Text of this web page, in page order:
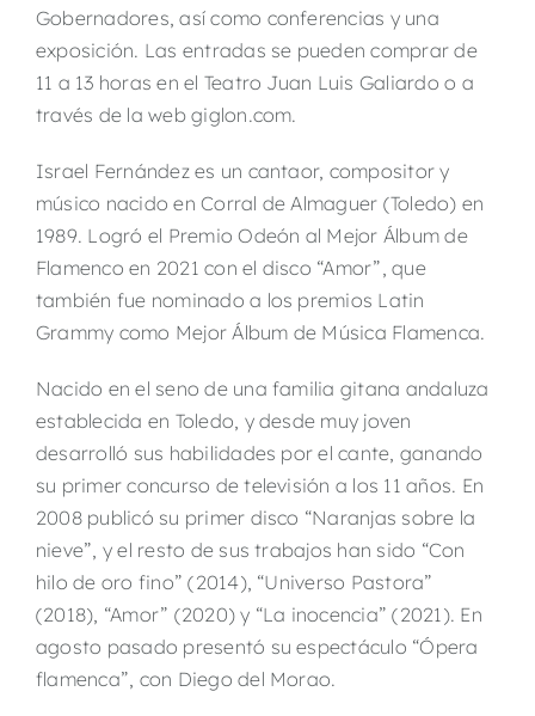
Gobernadores, así como conferencias y una
exposición. Las entradas se pueden comprar de
11 a 13 horas en el Teatro Juan Luis Galiardo o a
través de la web giglon.com.
Israel Fernández es un cantaor, compositor y
músico nacido en Corral de Almaguer (Toledo) en
1989. Logró el Premio Odeón al Mejor Álbum de
Flamenco en 2021 con el disco “Amor”, que
también fue nominado a los premios Latin
Grammy como Mejor Álbum de Música Flamenca.
Nacido en el seno de una familia gitana andaluza
establecida en Toledo, y desde muy joven
desarrolló sus habilidades por el cante, ganando
su primer concurso de televisión a los 11 años. En
2008 publicó su primer disco “Naranjas sobre la
nieve”, y el resto de sus trabajos han sido “Con
hilo de oro fino” (2014), “Universo Pastora”
(2018), “Amor” (2020) y “La inocencia” (2021). En
agosto pasado presentó su espectáculo “Ópera
flamenca”, con Diego del Morao.